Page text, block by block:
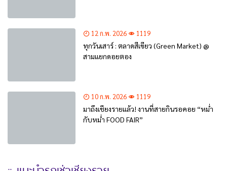
12 ก.พ. 2026 1119
ทุกวันเสาร์ : ตลาดสีเขียว (Green Market) @
สามแยกดอยตอง
10 ก.พ. 2026 1119
มาถึงเชียงรายแล้ว! งานที่สายกินรอคอย “หม่ำ
กับหม่ำ FOOD FAIR”